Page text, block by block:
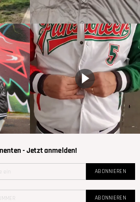
- Jetzt anmelden!
ABONNIEREN
ABONNIEREN